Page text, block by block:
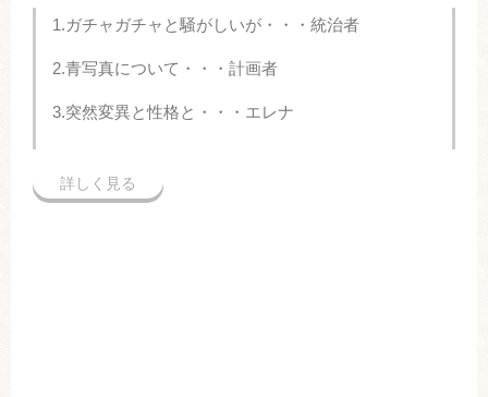
1.ガチャガチャと騒がしいが・・・統治者
2.青写真について・・・計画者
3.突然変異と性格と・・・エレナ
詳しく見る